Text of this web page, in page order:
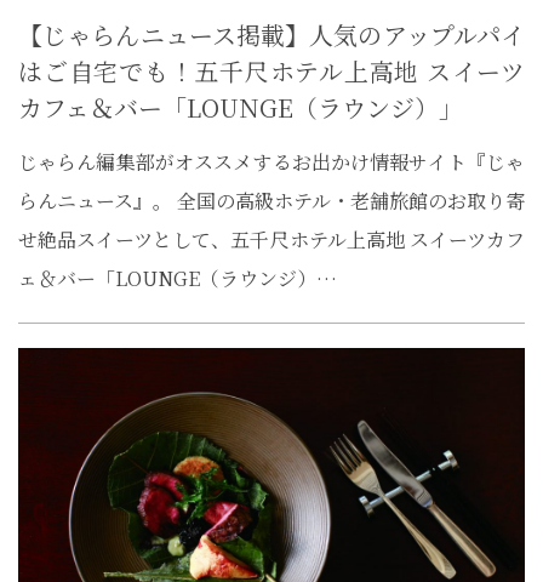
【じゃらんニュース掲載】人気のアップルパイ
はご自宅でも！五千尺ホテル上高地 スイーツ
カフェ＆バー「LOUNGE（ラウンジ）」
じゃらん編集部がオススメするお出かけ情報サイト『じゃ
らんニュース』。 全国の高級ホテル・老舗旅館のお取り寄
せ絶品スイーツとして、五千尺ホテル上高地 スイーツカフ
ェ＆バー「LOUNGE（ラウンジ）…